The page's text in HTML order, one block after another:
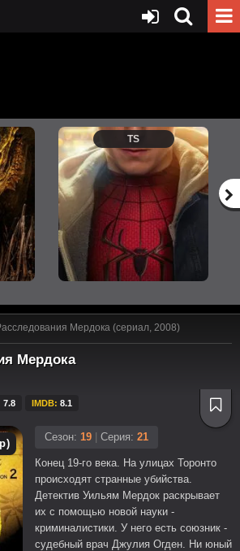
TS
Мердока (сериал, 2008)
Мердока
7.8 IMDB: 8.1
Сезон: 19 Серия: 21
Конец 19-го века. На улицах Торонто
происходят странные убийства.
Детектив Уильям Мердок раскрывает
их с помощью новой науки -
криминалистики. У него есть союзник -
судебный врач Джулия Огден. Ни юный